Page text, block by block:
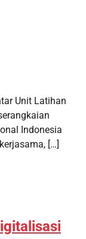
Unit Latihan
Indonesia
[…]